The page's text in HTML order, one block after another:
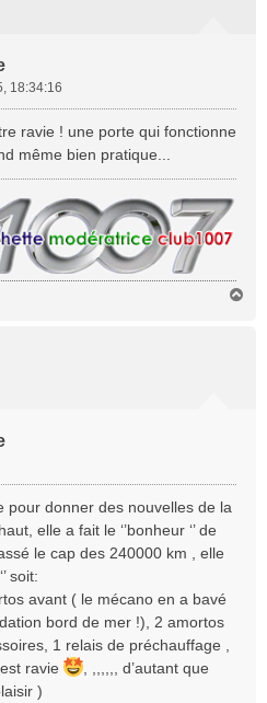
18:34:16
ravie ! une porte qui fonctionne
même bien pratique...
pour donner des nouvelles de la
elle a fait le ‘’bonheur ‘’ de
le cap des 240000 km , elle
soit:
avant ( le mécano en a bavé
bord de mer !), 2 amortos
1 relais de préchauffage ,
ravie
, ,,,,,, d’autant que
)